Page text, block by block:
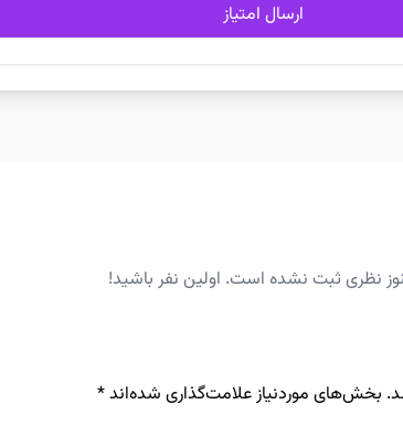
ارسال امتیاز
نظری ثبت نشده است. اولین نفر باشید!
بخش‌های موردنیاز علامت‌گذاری شده‌اند*